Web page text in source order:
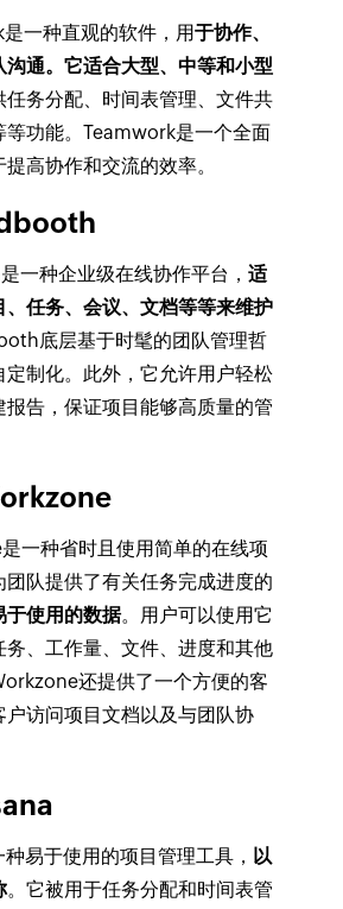
种直观的软件，用于协作、
沟通。它适合大型、中等和小型
任务分配、时间表管理、文件共
等功能。Teamwork是一个全面
高协作和交流的效率。
种企业级在线协作平台， 适
、任务、会议、文档等等来维护
底层基于时髦的团队管理哲
定制化。此外，它允许用户轻松
报告，保证项目能够高质量的管
种省时且使用简单的在线项
团队提供了有关任务完成进度的
于使用的数据。用户可以使用它
务、工作量、文件、进度和其他
还提供了一个方便的客
户访问项目文档以及与团队协
种易于使用的项目管理工具， 以
。它被用于任务分配和时间表管